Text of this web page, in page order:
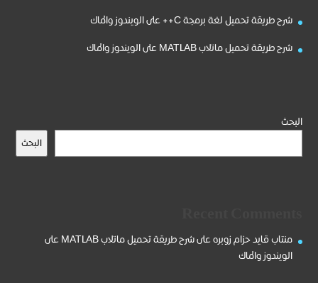
شرح طريقة تحميل لغة برمجة C++ على الويندوز والماك
شرح طريقة تحميل ماتلاب MATLAB على الويندوز والماك
البحث
البحث
منتاب قايد حزام زوبره على
شرح طريقة تحميل ماتلاب MATLAB على
الويندوز والماك